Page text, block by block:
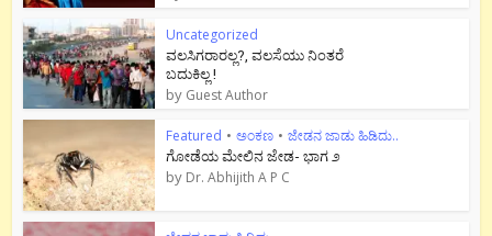
Uncategorized
ವಲಸಿಗರಾರಲ್ಲ?, ವಲಸೆಯು ನಿಂತರೆ
ಬದುಕಿಲ್ಲ !
by Guest Author
Featured • ಅಂಕಣ • ಜೇಡನ ಜಾಡು ಹಿಡಿದು..
ಗೋಡೆಯ ಮೇಲಿನ ಜೇಡ- ಭಾಗ ೨
by Dr. Abhijith A P C